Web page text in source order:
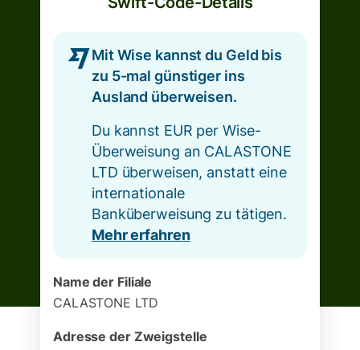
Mit Wise kannst du Geld bis
zu 5-mal günstiger ins
Ausland überweisen.
Du kannst EUR per Wise-
Überweisung an CALASTONE
LTD überweisen, anstatt eine
internationale
Banküberweisung zu tätigen.
Mehr erfahren
Name der Filiale
CALASTONE LTD
Adresse der Zweigstelle